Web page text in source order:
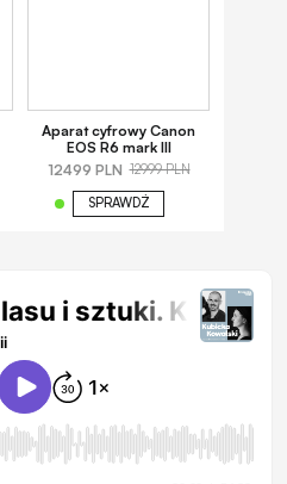
Aparat cyfrowy Canon
EOS R6 mark III
12499 PLN 12999 PLN
SPRAWDŹ